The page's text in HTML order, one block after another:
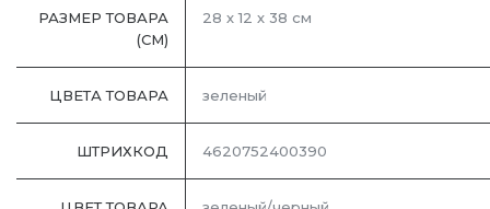
РАЗМЕР ТОВАРА
(СМ)
28 х 12 х 38 см
ЦВЕТА ТОВАРА зеленый
ШТРИХКОД 4620752400390